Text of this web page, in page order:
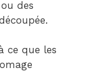
des
ce que les